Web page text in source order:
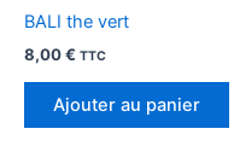
BALI the vert
8,00€ TTC
Ajouter au panier